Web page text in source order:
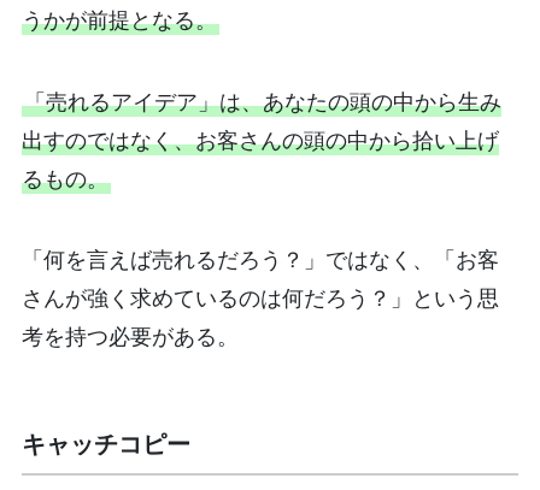
うかが前提となる。
「売れるアイデア」は、あなたの頭の中から生み
出すのではなく、お客さんの頭の中から拾い上げ
るもの。
「何を言えば売れるだろう？」ではなく、「お客
さんが強く求めているのは何だろう？」という思
考を持つ必要がある。
キャッチコピー